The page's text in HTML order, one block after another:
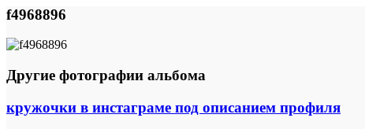
f4968896
Другие фотографии альбома
кружочки в инстаграме под описанием профиля